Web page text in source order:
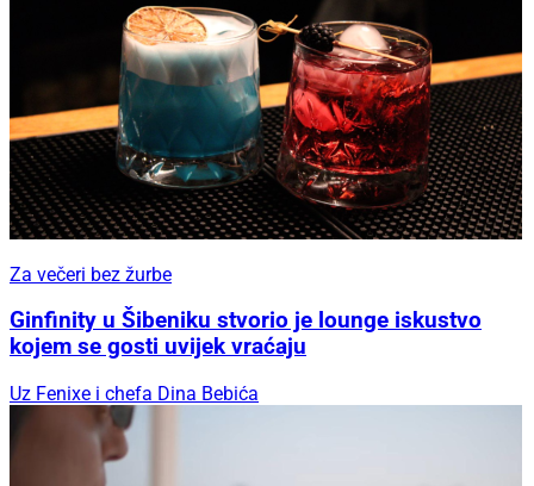
Za večeri bez žurbe
Ginfinity u Šibeniku stvorio je lounge iskustvo
kojem se gosti uvijek vraćaju
Uz Fenixe i chefa Dina Bebića